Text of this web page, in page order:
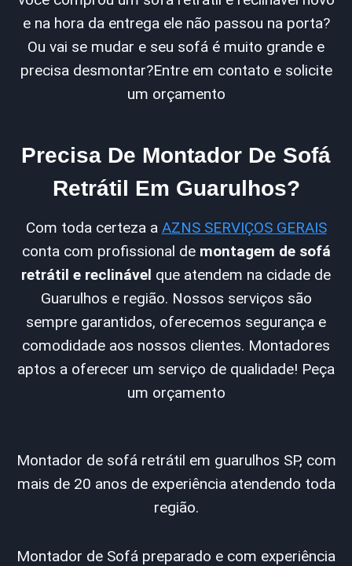
e na hora da entrega ele não passou na porta?
Ou vai se mudar e seu sofá é muito grande e
precisa desmontar?Entre em contato e solicite
um orçamento
Precisa De Montador De Sofá
Retrátil Em Guarulhos?
Com toda certeza a AZNS SERVIÇOS GERAIS
conta com profissional de montagem de sofá
retrátil e reclinável que atendem na cidade de
Guarulhos e região. Nossos serviços são
sempre garantidos, oferecemos segurança e
comodidade aos nossos clientes. Montadores
aptos a oferecer um serviço de qualidade! Peça
um orçamento
Montador de sofá retrátil em guarulhos SP, com
mais de 20 anos de experiência atendendo toda
região.
Montador de Sofá preparado e com experiência